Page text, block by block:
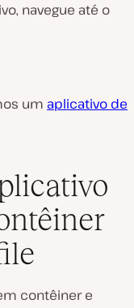
navegue até o
um aplicativo de
contêiner e